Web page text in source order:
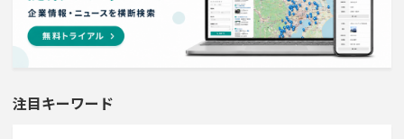
既に100億円以上の支払いが終了した設備新設計画
平均臨時雇用人員数が100人以上の企業一覧
注目キーワード